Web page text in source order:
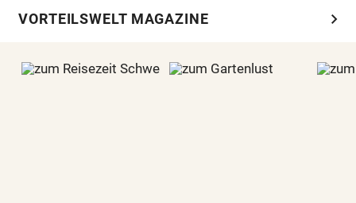
VORTEILSWELT MAGAZINE chevron_right